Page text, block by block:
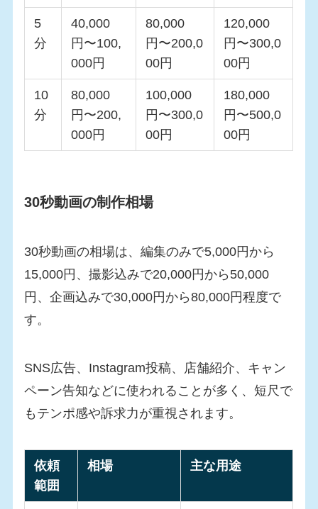
5
分
40,000
円〜100,
000円
80,000
円〜200,0
00円
120,000
円〜300,0
00円
10
分
80,000
円〜200,
000円
100,000
円〜300,0
00円
180,000
円〜500,0
00円
30秒動画の制作相場
30秒動画の相場は、編集のみで5,000円から
15,000円、撮影込みで20,000円から50,000
円、企画込みで30,000円から80,000円程度で
す。
SNS広告、Instagram投稿、店舗紹介、キャン
ペーン告知などに使われることが多く、短尺で
もテンポ感や訴求力が重視されます。
依頼
範囲
相場 主な用途